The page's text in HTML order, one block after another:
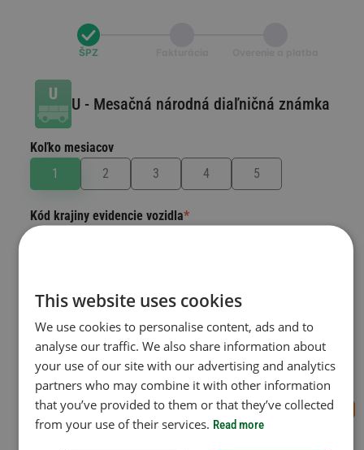
ŠPZ
U- Mesačná národná diaľničná známka
Koľko mesiacov
Kód krajiny evidencie vozidla*
Číslo evidenčného čísla*
Obdobie platnosti
This website uses cookies
We use cookies to personalise content, ads and to
analyse our traffic. We also share information about
your use of our site with our advertising and analytics
partners who may combine it with other information
that you’ve provided to them or that they’ve collected
from your use of their services. Read more